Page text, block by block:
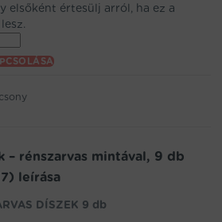
elsőként értesülj arról, ha ez a
– rénszarvas mintával, 9 db
leírása
DÍSZEK 9 db